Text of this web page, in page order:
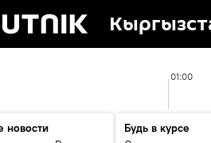
01:00
новости
Будь в курсе